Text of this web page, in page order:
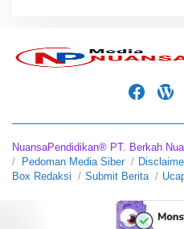
NuansaPendidikan® PT. Berkah
Pedoman Media Siber
Box Redaksi
Submit Berita